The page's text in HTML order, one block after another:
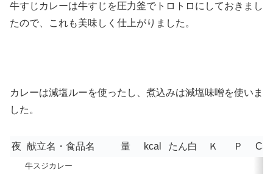
牛すじカレーは牛すじを圧力釜でトロトロにしておきまし
たので、これも美味しく仕上がりました。
カレーは減塩ルーを使ったし、煮込みは減塩味噌を使いま
した。
夜 献立名・食品名 量 kcal たん白 Ｋ Ｐ Ca
牛スジカレー